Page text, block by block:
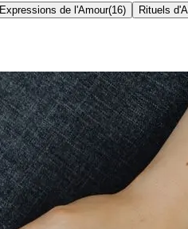
Expressions de l'Amour(16) Rituels